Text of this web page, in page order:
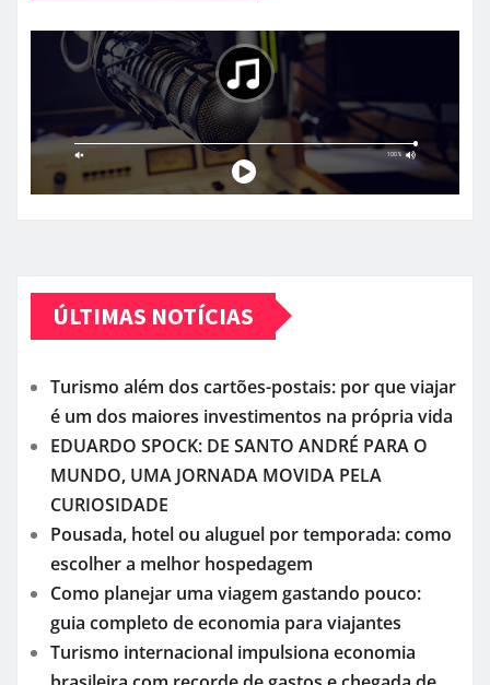
ÚLTIMAS NOTÍCIAS
Turismo além dos cartões-postais: por que viajar
é um dos maiores investimentos na própria vida
EDUARDO SPOCK: DE SANTO ANDRÉ PARA O
MUNDO, UMA JORNADA MOVIDA PELA
CURIOSIDADE
Pousada, hotel ou aluguel por temporada: como
escolher a melhor hospedagem
Como planejar uma viagem gastando pouco:
guia completo de economia para viajantes
Turismo internacional impulsiona economia